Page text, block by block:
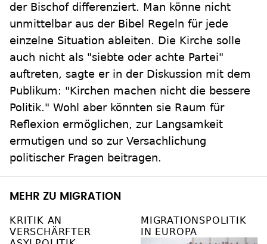
der Bischof differenziert. Man könne nicht
unmittelbar aus der Bibel Regeln für jede
einzelne Situation ableiten. Die Kirche solle
auch nicht als "siebte oder achte Partei"
auftreten, sagte er in der Diskussion mit dem
Publikum: "Kirchen machen nicht die bessere
Politik." Wohl aber könnten sie Raum für
Reflexion ermöglichen, zur Langsamkeit
ermutigen und so zur Versachlichung
politischer Fragen beitragen.
MEHR ZU MIGRATION
KRITIK AN
VERSCHÄRFTER
MIGRATIONSPOLITIK
IN EUROPA